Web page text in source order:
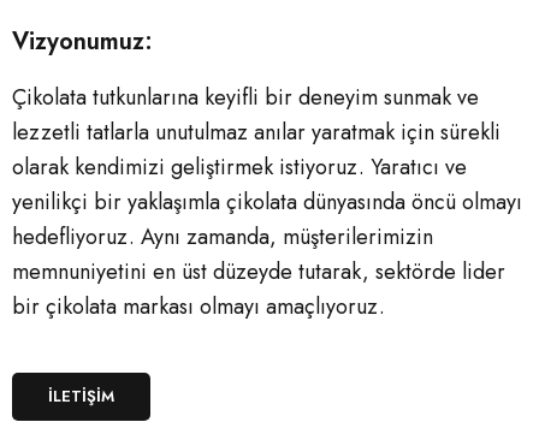
Vizyonumuz:
Çikolata tutkunlarına keyifli bir deneyim sunmak ve
lezzetli tatlarla unutulmaz anılar yaratmak için sürekli
olarak kendimizi geliştirmek istiyoruz. Yaratıcı ve
yenilikçi bir yaklaşımla çikolata dünyasında öncü olmayı
hedefliyoruz. Aynı zamanda, müşterilerimizin
memnuniyetini en üst düzeyde tutarak, sektörde lider
bir çikolata markası olmayı amaçlıyoruz.
İLETİŞİM